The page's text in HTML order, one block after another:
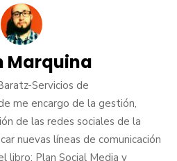
Marquina
Servicios de
me encargo de la gestión,
de las redes sociales de la
nuevas líneas de comunicación
libro: Plan Social Media y